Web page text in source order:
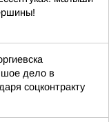
дело в
соцконтракту